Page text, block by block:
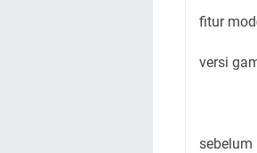
fitur
versi
sebelum